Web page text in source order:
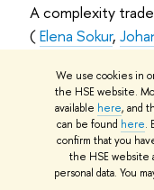
We use cookies in
the HSE website.
available here, and
can be found here.
confirm that you
the HSE website
personal data. You
A complexity
(Elena Sokur,
A nonstandard
restrictive kə̄n in
Natalia Stoynova
Ordinal numerals
Botlikh